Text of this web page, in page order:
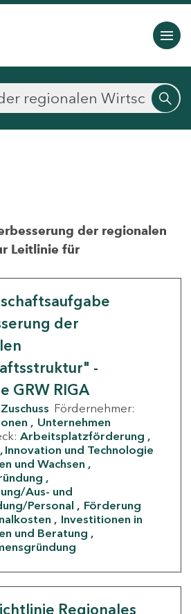
der regionalen
Leitlinie für
der
-
GRW RIGA
Zuschuss Fördernehmer:
Unternehmen
Arbeitsplatzförderung
Innovation und Technologie
und Wachsen
Aus- und
Personal
Förderung
Investitionen in
und Beratung
Regionales